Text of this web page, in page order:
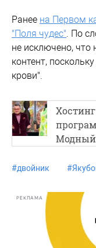
Ранее на Первом
"Поля чудес". По
не исключено,
контент,
крови".
Модный
#двойник #
РЕКЛАМА